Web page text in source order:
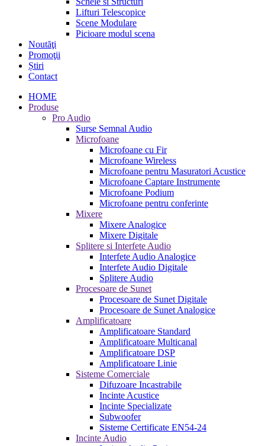
Lifturi Telescopice
Scene Modulare
Picioare modul scena
Noutăţi
Promoţii
Știri
Contact
HOME
Produse
Pro Audio
Surse Semnal Audio
Microfoane
Microfoane cu Fir
Microfoane Wireless
Microfoane pentru Masuratori Acustice
Microfoane Captare Instrumente
Microfoane Podium
Microfoane pentru conferinte
Mixere
Mixere Analogice
Mixere Digitale
Splitere si Interfete Audio
Interfete Audio Analogice
Interfete Audio Digitale
Splitere Audio
Procesoare de Sunet
Procesoare de Sunet Digitale
Procesoare de Sunet Analogice
Amplificatoare
Amplificatoare Standard
Amplificatoare Multicanal
Amplificatoare DSP
Amplificatoare Linie
Sisteme Comerciale
Difuzoare Incastrabile
Incinte Acustice
Incinte Specializate
Subwoofer
Sisteme Certificate EN54-24
Incinte Audio